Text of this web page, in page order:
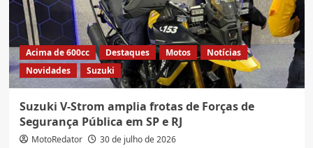
Acima de 600cc Destaques Motos
Notícias
Novidades
Suzuki
Suzuki V-Strom amplia frotas de Forças de
Segurança Pública em SP e RJ
MotoRedator 30 de julho de 2026